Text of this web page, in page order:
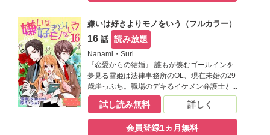
嫌いは好きよりモノをいう（フルカラー）
16 話 読み放題
Nanami・Suri
『恋愛からの結婚』 誰もが羨むゴールインを
夢見る雪姫は法律事務所のOL、現在未婚の29
歳崖っぷち。職場のデキるイケメン弁護士と
の妄想で心を満たす毎日だけど、ひょんな事
から替え玉お見合いをする事に。そこで現れ
た相手は生涯最高に嫌なヤツで――！？【恋
するソワレ】
試し読み無料 詳しく
会員登録1ヵ月無料